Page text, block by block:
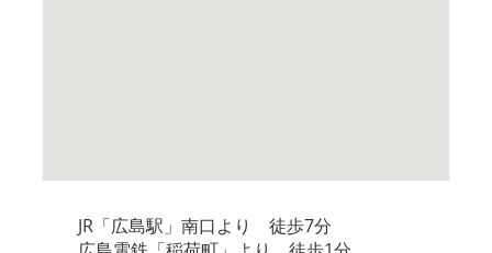
JR「広島駅」南口より 徒歩7分